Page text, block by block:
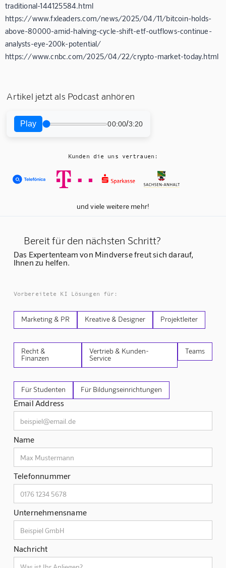
traditional-144125584.html
https://www.fxleaders.com/news/2025/04/11/bitcoin-holds-
above-80000-amid-halving-cycle-shift-etf-outflows-continue-
analysts-eye-200k-potential/
https://www.cnbc.com/2025/04/22/crypto-market-today.html
Artikel jetzt als Podcast anhören
Play 00:00/3:20
Kunden die uns vertrauen:
und viele weitere mehr!
Bereit für den nächsten Schritt?
Das Expertenteam von Mindverse freut sich darauf,
Ihnen zu helfen.
Vorbereitete KI Lösungen für:
Marketing & PR Kreative & Designer Projektleiter
Recht &
Finanzen
Vertrieb & Kunden-
Service
Teams
Für Studenten Für Bildungseinrichtungen
Email Address
Name
Telefonnummer
Unternehmensname
Nachricht